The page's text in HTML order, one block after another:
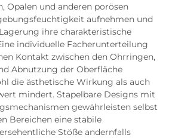
Opalen und anderen porösen
aufnehmen und
ihre charakteristische
individuelle Facherunterteilung
Kontakt zwischen den Ohrringen,
Abnutzung der Oberfläche
die ästhetische Wirkung als auch
mindert. Stapelbare Designs mit
gewährleisten selbst
Bereichen eine stabile
Stöße andernfalls